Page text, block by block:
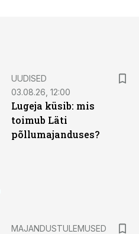
UUDISED
03.08.26, 12:00
Lugeja küsib: mis
toimub Läti
põllumajanduses?
MAJANDUSTULEMUSED